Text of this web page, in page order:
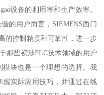
设备的利用率和生产效率。
的用户而言，SIEMENS西门
的控制精度和可靠性，进一步
那些初涉PLC技术领域的用户
模块也是一个理想的选择。我
实际应用技巧，并通过在线